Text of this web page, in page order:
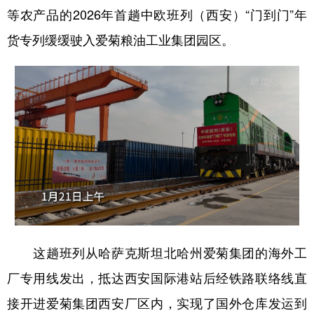
等农产品的2026年首趟中欧班列（西安）“门到门”年
货专列缓缓驶入爱菊粮油工业集团园区。
这趟班列从哈萨克斯坦北哈州爱菊集团的海外工
厂专用线发出，抵达西安国际港站后经铁路联络线直
接开进爱菊集团西安厂区内，实现了国外仓库发运到